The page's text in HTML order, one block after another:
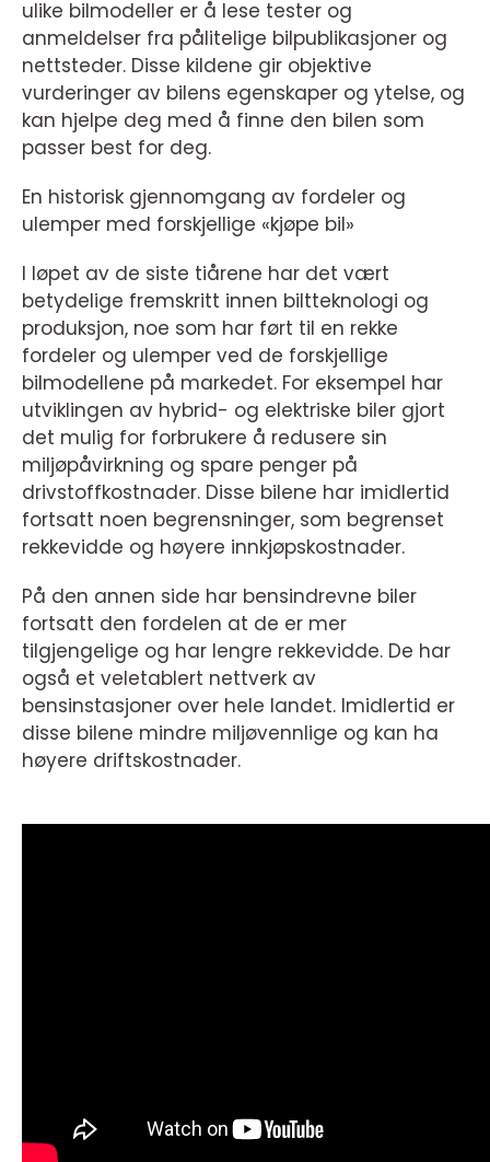
ulike bilmodeller er å lese tester og
anmeldelser fra pålitelige bilpublikasjoner og
nettsteder. Disse kildene gir objektive
vurderinger av bilens egenskaper og ytelse, og
kan hjelpe deg med å finne den bilen som
passer best for deg.
En historisk gjennomgang av fordeler og
ulemper med forskjellige «kjøpe bil»
I løpet av de siste tiårene har det vært
betydelige fremskritt innen biltteknologi og
produksjon, noe som har ført til en rekke
fordeler og ulemper ved de forskjellige
bilmodellene på markedet. For eksempel har
utviklingen av hybrid- og elektriske biler gjort
det mulig for forbrukere å redusere sin
miljøpåvirkning og spare penger på
drivstoffkostnader. Disse bilene har imidlertid
fortsatt noen begrensninger, som begrenset
rekkevidde og høyere innkjøpskostnader.
På den annen side har bensindrevne biler
fortsatt den fordelen at de er mer
tilgjengelige og har lengre rekkevidde. De har
også et veletablert nettverk av
bensinstasjoner over hele landet. Imidlertid er
disse bilene mindre miljøvennlige og kan ha
høyere driftskostnader.